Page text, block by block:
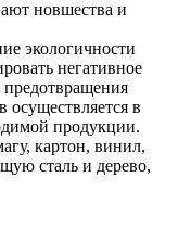
новшества и
экологичности
негативное
осуществляется в
продукции.
картон, винил,
сталь и дерево,